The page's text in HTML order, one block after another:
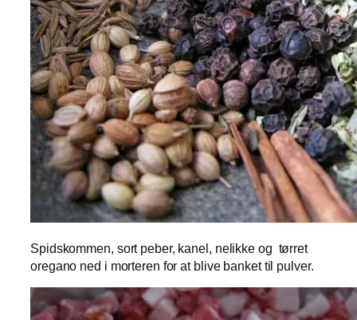
Spidskommen, sort peber, kanel, nelikke og tørret
oregano ned i morteren for at blive banket til pulver.